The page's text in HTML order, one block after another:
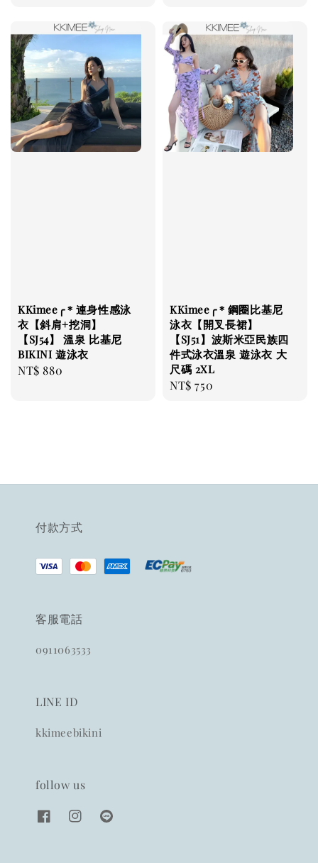
KKimee╭＊連身性感泳
衣【斜肩+挖洞】
【SJ54】 溫泉 比基尼
BIKINI 遊泳衣
Regular
NT$ 880
KKimee╭＊鋼圈比基尼
泳衣【開叉長裙】
【SJ51】波斯米亞民族四
件式泳衣溫泉 遊泳衣 大
尺碼 2XL
Regular
NT$ 750
付款方式
客服電話
0911063533
LINE ID
kkimeebikini
follow us